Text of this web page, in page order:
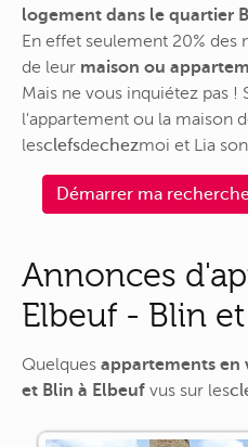
logement dans le quartier
En effet seulement 20% des
de leur maison ou
Mais ne vous inquiétez pas !
l'appartement ou la maison
lesclefsdechezmoi et Lia
Démarrer ma
Annonces
Elbeuf - Blin
Quelques appartements en
et Blin à Elbeuf vus sur les